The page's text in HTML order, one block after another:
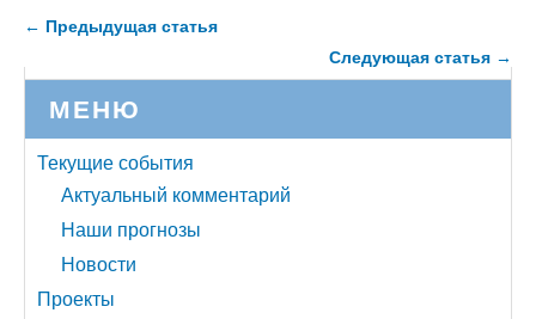
← Предыдущая статья
Следующая статья →
МЕНЮ
Текущие события
Актуальный комментарий
Наши прогнозы
Новости
Проекты